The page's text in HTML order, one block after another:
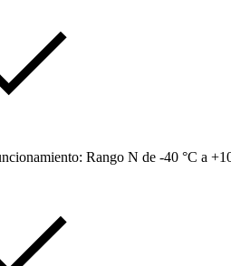
Rango N de -40 °C a